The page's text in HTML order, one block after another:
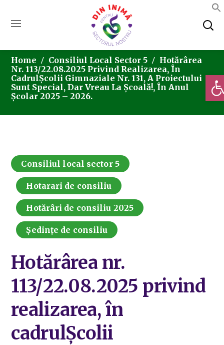
Home Consiliul Local Sector 5
Hotărârea
Nr. 113/22.08.2025 Privind Realizarea, În
CadrulȘcolii Gimnaziale Nr. 131, A Proiectului
Sunt Special, Dar Vreau La Școală!, În Anul
Școlar 2025 – 2026.
Consiliul local sector 5
Hotarari de consiliu
Hotărâri de consiliu 2025
Ședințe de consiliu
Hotărârea nr.
113/22.08.2025 privind
realizarea, în
cadrulȘcolii